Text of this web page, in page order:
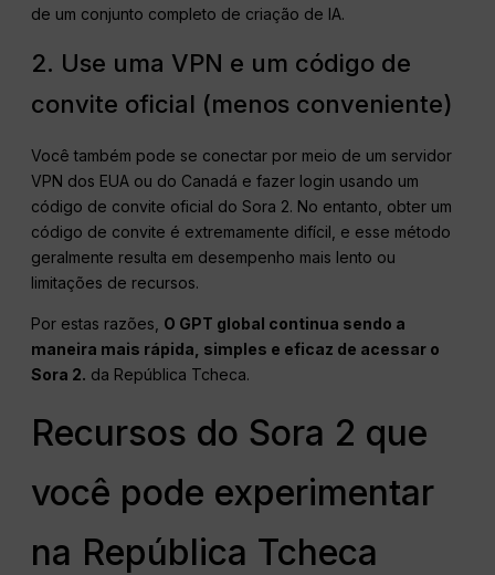
de um conjunto completo de criação de IA.
2. Use uma VPN e um código de
convite oficial (menos conveniente)
Você também pode se conectar por meio de um servidor
VPN dos EUA ou do Canadá e fazer login usando um
código de convite oficial do Sora 2. No entanto, obter um
código de convite é extremamente difícil, e esse método
geralmente resulta em desempenho mais lento ou
limitações de recursos.
Por estas razões, O GPT global continua sendo a
maneira mais rápida, simples e eficaz de acessar o
Sora 2. da República Tcheca.
Recursos do Sora 2 que
você pode experimentar
na República Tcheca